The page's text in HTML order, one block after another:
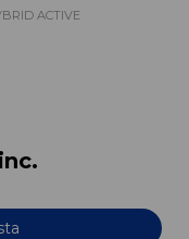
ACTIVE